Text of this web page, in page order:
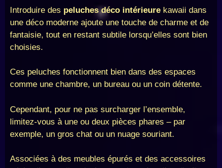
Introduire des peluches déco intérieure kawaii dans
une déco moderne ajoute une touche de charme et de
fantaisie, tout en restant subtile lorsqu’elles sont bien
choisies.
Ces peluches fonctionnent bien dans des espaces
comme une chambre, un bureau ou un coin détente.
Cependant, pour ne pas surcharger l’ensemble,
limitez-vous à une ou deux pièces phares – par
exemple, un gros chat ou un nuage souriant.
Associées à des meubles épurés et des accessoires